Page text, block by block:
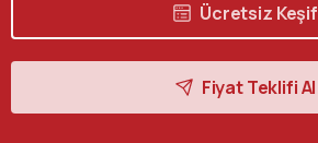
Ücretsiz Keşif
Fiyat Teklifi Al